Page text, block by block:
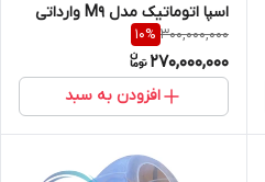
اسپا اتوماتیک مدل M9 وارداتی
رنگ آجری
300,000,000
10%
270,000,000
افزودن به سبد